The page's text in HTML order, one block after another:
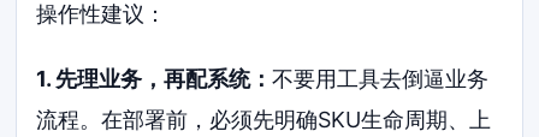
操作性建议：
1. 先理业务，再配系统：不要用工具去倒逼业务
流程。在部署前，必须先明确SKU生命周期、上